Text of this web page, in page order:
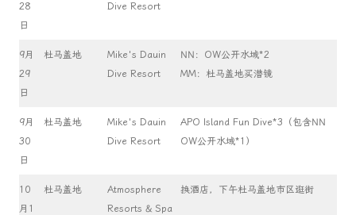
28
日
Dive Resort
9月
29
日
杜马盖地
Mike's Dauin
Dive Resort
NN：OW公开水域*2
MM：杜马盖地买潜镜
9月
30
日
杜马盖地
Mike's Dauin
Dive Resort
APO Island Fun Dive*3（包含NN
OW公开水域*1）
10
月1
杜马盖地
Atmosphere
Resorts & Spa
换酒店，下午杜马盖地市区逛街